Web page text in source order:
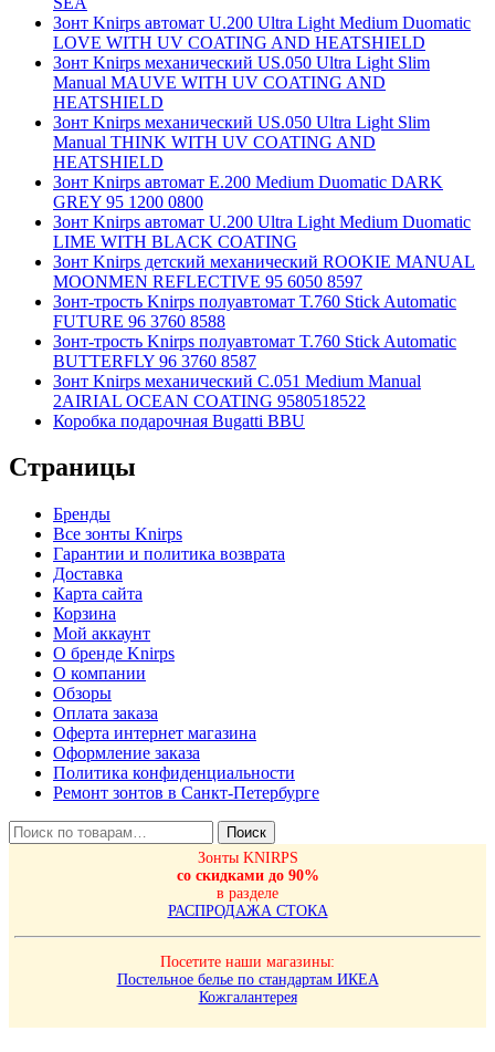
Зонт Knirps автомат U.200 Ultra Light Medium Duomatic
LOVE WITH UV COATING AND HEATSHIELD
Зонт Knirps механический US.050 Ultra Light Slim
Manual MAUVE WITH UV COATING AND
HEATSHIELD
Зонт Knirps механический US.050 Ultra Light Slim
Manual THINK WITH UV COATING AND
HEATSHIELD
Зонт Knirps автомат E.200 Medium Duomatic DARK
GREY 95 1200 0800
Зонт Knirps автомат U.200 Ultra Light Medium Duomatic
LIME WITH BLACK COATING
Зонт Knirps детский механический ROOKIE MANUAL
MOONMEN REFLECTIVE 95 6050 8597
Зонт-трость Knirps полуавтомат T.760 Stick Automatic
FUTURE 96 3760 8588
Зонт-трость Knirps полуавтомат T.760 Stick Automatic
BUTTERFLY 96 3760 8587
Зонт Knirps механический C.051 Medium Manual
2AIRIAL OCEAN COATING 9580518522
Коробка подарочная Bugatti BBU
Страницы
Бренды
Все зонты Knirps
Гарантии и политика возврата
Доставка
Карта сайта
Корзина
Мой аккаунт
О бренде Knirps
О компании
Обзоры
Оплата заказа
Оферта интернет магазина
Оформление заказа
Политика конфиденциальности
Ремонт зонтов в Санкт-Петербурге
Искать:
Поиск
Зонты KNIRPS
со скидками до 90%
в разделе
РАСПРОДАЖА СТОКА
Посетите наши магазины:
Постельное белье по стандартам ИКЕА
Кожгалантерея